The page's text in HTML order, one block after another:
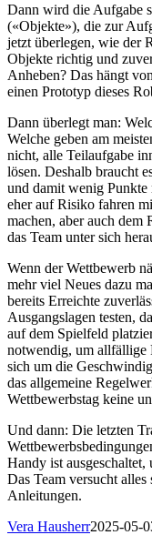
Dann wird die Aufgabe
(«Objekte»), die zur
jetzt überlegen, wie der
Objekte richtig und
Anheben? Das hängt
einen Prototyp dieses
Dann überlegt man:
Welche geben am
nicht, alle Teilaufgabe
lösen. Deshalb braucht
und damit wenig Punkte
eher auf Risiko fahren
machen, aber auch dem
das Team unter sich
Wenn der Wettbewerb
mehr viel Neues dazu
bereits Erreichte
Ausgangslagen testen,
auf dem Spielfeld
notwendig, um allfällige
sich um die
das allgemeine
Wettbewerbstag keine
Und dann: Die letzten
Handy ist
Das Team versucht
Anleitungen.
Vera Hausherr2025-05-